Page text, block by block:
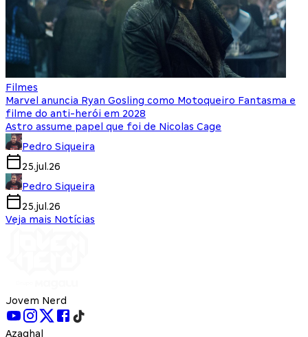
Filmes
Marvel anuncia Ryan Gosling como Motoqueiro Fantasma e
filme do anti-herói em 2028
Astro assume papel que foi de Nicolas Cage
Pedro Siqueira
25.jul.26
Pedro Siqueira
25.jul.26
Veja mais Notícias
Jovem Nerd
Azaghal